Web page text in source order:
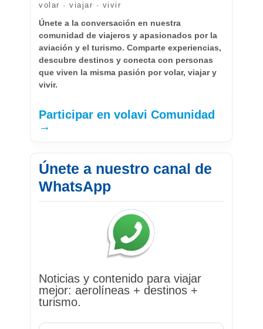
volar · viajar · vivir
Únete a la conversación en nuestra
comunidad de viajeros y apasionados por la
aviación y el turismo. Comparte experiencias,
descubre destinos y conecta con personas
que viven la misma pasión por volar, viajar y
vivir.
Participar en volavi Comunidad
→
Únete a nuestro canal de
WhatsApp
Noticias y contenido para viajar
mejor: aerolíneas + destinos +
turismo.